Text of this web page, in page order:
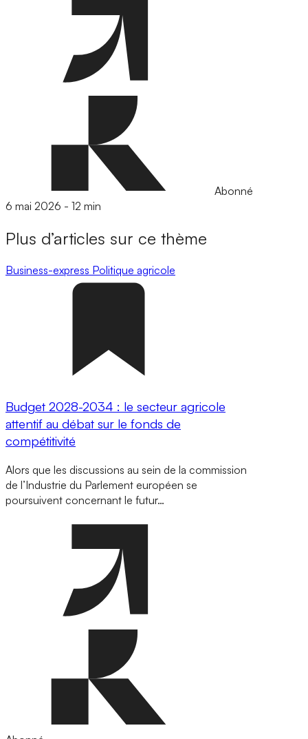
Abonné
6 mai 2026 - 12 min
Plus d’articles sur ce thème
Business-express Politique agricole
Budget 2028-2034 : le secteur agricole
attentif au débat sur le fonds de
compétitivité
Alors que les discussions au sein de la commission
de l’Industrie du Parlement européen se
poursuivent concernant le futur…